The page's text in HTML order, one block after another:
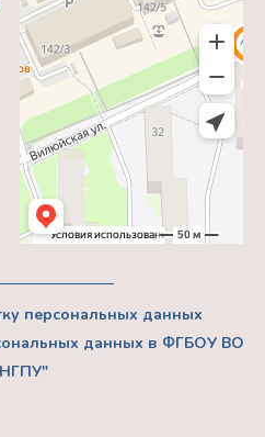
персональных данных
данных в ФГБОУ ВО